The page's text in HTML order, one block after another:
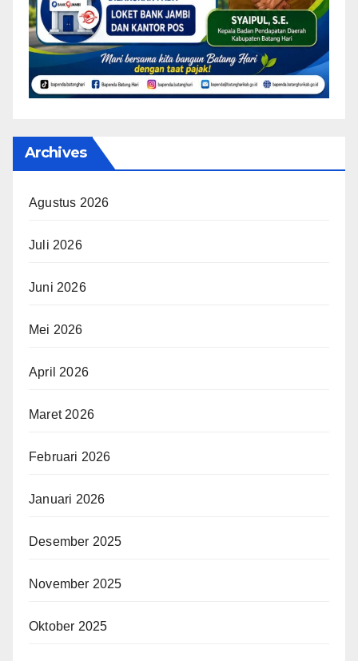
Archives
Agustus 2026
Juli 2026
Juni 2026
Mei 2026
April 2026
Maret 2026
Februari 2026
Januari 2026
Desember 2025
November 2025
Oktober 2025